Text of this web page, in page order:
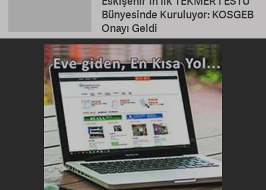
Bünyesinde Kuruluyor: KOSGEB
Onayı Geldi